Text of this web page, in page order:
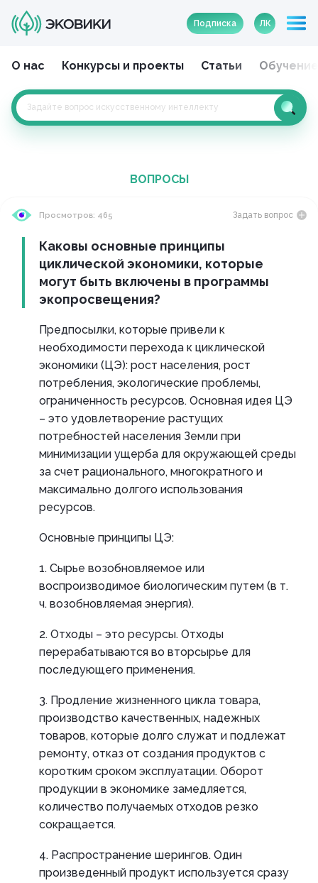
Подписка ЛК
О нас Конкурсы и проекты Статьи Обучение
ВОПРОСЫ
Просмотров: 465 Задать вопрос
Каковы основные принципы
циклической экономики, которые
могут быть включены в программы
экопросвещения?
Предпосылки, которые привели к
необходимости перехода к циклической
экономики (ЦЭ): рост населения, рост
потребления, экологические проблемы,
ограниченность ресурсов. Основная идея ЦЭ
– это удовлетворение растущих
потребностей населения Земли при
минимизации ущерба для окружающей среды
за счет рационального, многократного и
максимально долгого использования
ресурсов.
Основные принципы ЦЭ:
1. Сырье возобновляемое или
воспроизводимое биологическим путем (в т.
ч. возобновляемая энергия).
2. Отходы – это ресурсы. Отходы
перерабатываются во вторсырье для
последующего применения.
3. Продление жизненного цикла товара,
производство качественных, надежных
товаров, которые долго служат и подлежат
ремонту, отказ от создания продуктов с
коротким сроком эксплуатации. Оборот
продукции в экономике замедляется,
количество получаемых отходов резко
сокращается.
4. Распространение шерингов. Один
произведенный продукт используется сразу